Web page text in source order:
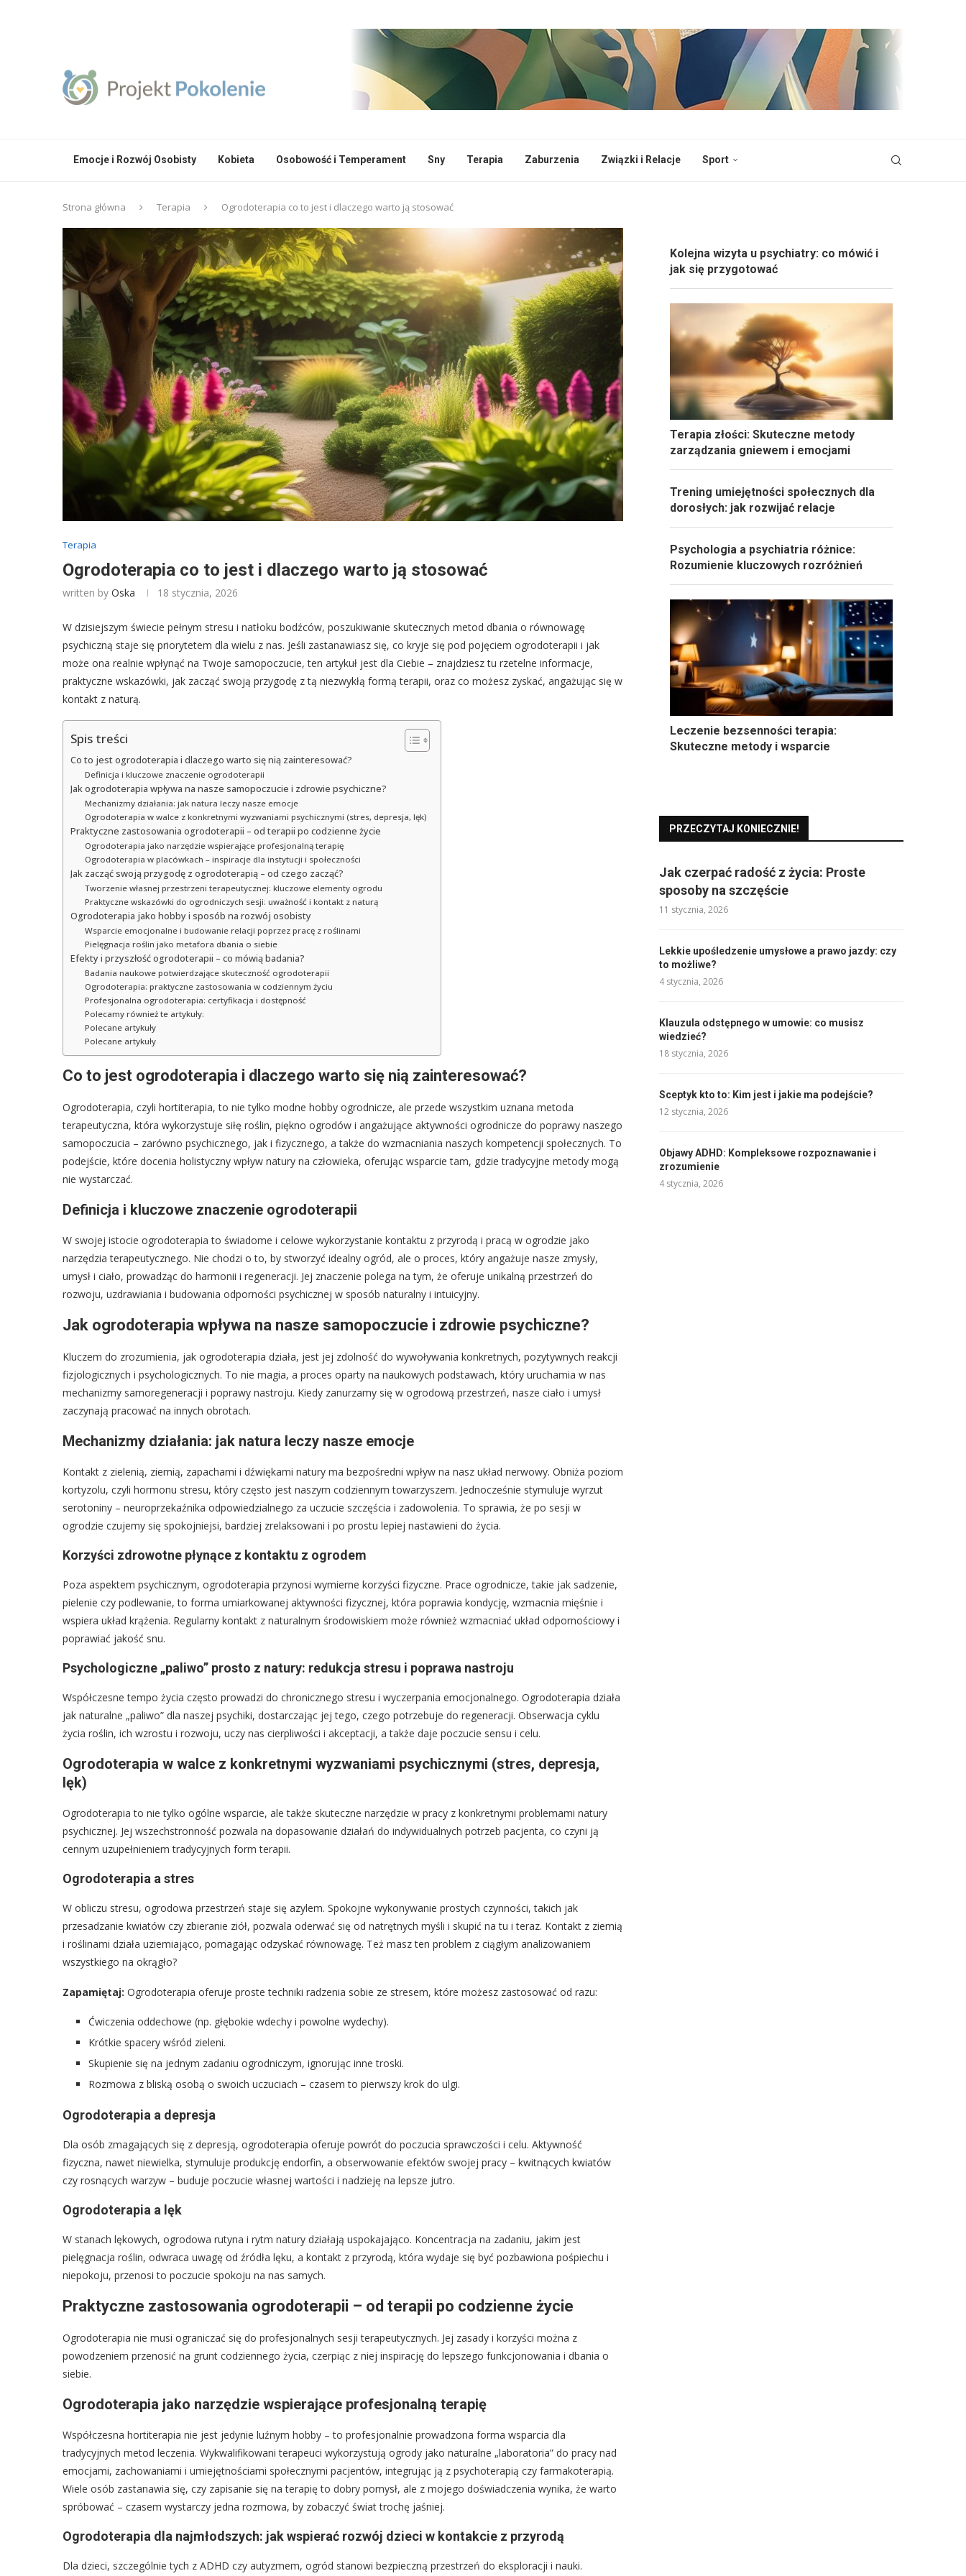
Emocje i Rozwój Osobisty Kobieta Osobowość i Temperament Sny Terapia Zaburzenia Związki i Relacje Sport
Strona główna Terapia Ogrodoterapia co to jest i dlaczego warto ją stosować
Terapia
Ogrodoterapia co to jest i dlaczego warto ją stosować
written by Oska 18 stycznia, 2026
W dzisiejszym świecie pełnym stresu i natłoku bodźców, poszukiwanie skutecznych metod dbania o równowagę
psychiczną staje się priorytetem dla wielu z nas. Jeśli zastanawiasz się, co kryje się pod pojęciem ogrodoterapii i jak
może ona realnie wpłynąć na Twoje samopoczucie, ten artykuł jest dla Ciebie – znajdziesz tu rzetelne informacje,
praktyczne wskazówki, jak zacząć swoją przygodę z tą niezwykłą formą terapii, oraz co możesz zyskać, angażując się w
kontakt z naturą.
Spis treści
Co to jest ogrodoterapia i dlaczego warto się nią zainteresować?
Definicja i kluczowe znaczenie ogrodoterapii
Jak ogrodoterapia wpływa na nasze samopoczucie i zdrowie psychiczne?
Mechanizmy działania: jak natura leczy nasze emocje
Ogrodoterapia w walce z konkretnymi wyzwaniami psychicznymi (stres, depresja, lęk)
Praktyczne zastosowania ogrodoterapii – od terapii po codzienne życie
Ogrodoterapia jako narzędzie wspierające profesjonalną terapię
Ogrodoterapia w placówkach – inspiracje dla instytucji i społeczności
Jak zacząć swoją przygodę z ogrodoterapią – od czego zacząć?
Tworzenie własnej przestrzeni terapeutycznej: kluczowe elementy ogrodu
Praktyczne wskazówki do ogrodniczych sesji: uważność i kontakt z naturą
Ogrodoterapia jako hobby i sposób na rozwój osobisty
Wsparcie emocjonalne i budowanie relacji poprzez pracę z roślinami
Pielęgnacja roślin jako metafora dbania o siebie
Efekty i przyszłość ogrodoterapii – co mówią badania?
Badania naukowe potwierdzające skuteczność ogrodoterapii
Ogrodoterapia: praktyczne zastosowania w codziennym życiu
Profesjonalna ogrodoterapia: certyfikacja i dostępność
Polecamy również te artykuły:
Polecane artykuły
Polecane artykuły
Co to jest ogrodoterapia i dlaczego warto się nią zainteresować?
Ogrodoterapia, czyli hortiterapia, to nie tylko modne hobby ogrodnicze, ale przede wszystkim uznana metoda
terapeutyczna, która wykorzystuje siłę roślin, piękno ogrodów i angażujące aktywności ogrodnicze do poprawy naszego
samopoczucia – zarówno psychicznego, jak i fizycznego, a także do wzmacniania naszych kompetencji społecznych. To
podejście, które docenia holistyczny wpływ natury na człowieka, oferując wsparcie tam, gdzie tradycyjne metody mogą
nie wystarczać.
Definicja i kluczowe znaczenie ogrodoterapii
W swojej istocie ogrodoterapia to świadome i celowe wykorzystanie kontaktu z przyrodą i pracą w ogrodzie jako
narzędzia terapeutycznego. Nie chodzi o to, by stworzyć idealny ogród, ale o proces, który angażuje nasze zmysły,
umysł i ciało, prowadząc do harmonii i regeneracji. Jej znaczenie polega na tym, że oferuje unikalną przestrzeń do
rozwoju, uzdrawiania i budowania odporności psychicznej w sposób naturalny i intuicyjny.
Jak ogrodoterapia wpływa na nasze samopoczucie i zdrowie psychiczne?
Kluczem do zrozumienia, jak ogrodoterapia działa, jest jej zdolność do wywoływania konkretnych, pozytywnych reakcji
fizjologicznych i psychologicznych. To nie magia, a proces oparty na naukowych podstawach, który uruchamia w nas
mechanizmy samoregeneracji i poprawy nastroju. Kiedy zanurzamy się w ogrodową przestrzeń, nasze ciało i umysł
zaczynają pracować na innych obrotach.
Mechanizmy działania: jak natura leczy nasze emocje
Kontakt z zielenią, ziemią, zapachami i dźwiękami natury ma bezpośredni wpływ na nasz układ nerwowy. Obniża poziom
kortyzolu, czyli hormonu stresu, który często jest naszym codziennym towarzyszem. Jednocześnie stymuluje wyrzut
serotoniny – neuroprzekaźnika odpowiedzialnego za uczucie szczęścia i zadowolenia. To sprawia, że po sesji w
ogrodzie czujemy się spokojniejsi, bardziej zrelaksowani i po prostu lepiej nastawieni do życia.
Korzyści zdrowotne płynące z kontaktu z ogrodem
Poza aspektem psychicznym, ogrodoterapia przynosi wymierne korzyści fizyczne. Prace ogrodnicze, takie jak sadzenie,
pielenie czy podlewanie, to forma umiarkowanej aktywności fizycznej, która poprawia kondycję, wzmacnia mięśnie i
wspiera układ krążenia. Regularny kontakt z naturalnym środowiskiem może również wzmacniać układ odpornościowy i
poprawiać jakość snu.
Psychologiczne „paliwo” prosto z natury: redukcja stresu i poprawa nastroju
Współczesne tempo życia często prowadzi do chronicznego stresu i wyczerpania emocjonalnego. Ogrodoterapia działa
jak naturalne „paliwo” dla naszej psychiki, dostarczając jej tego, czego potrzebuje do regeneracji. Obserwacja cyklu
życia roślin, ich wzrostu i rozwoju, uczy nas cierpliwości i akceptacji, a także daje poczucie sensu i celu.
Ogrodoterapia w walce z konkretnymi wyzwaniami psychicznymi (stres, depresja,
lęk)
Ogrodoterapia to nie tylko ogólne wsparcie, ale także skuteczne narzędzie w pracy z konkretnymi problemami natury
psychicznej. Jej wszechstronność pozwala na dopasowanie działań do indywidualnych potrzeb pacjenta, co czyni ją
cennym uzupełnieniem tradycyjnych form terapii.
Ogrodoterapia a stres
W obliczu stresu, ogrodowa przestrzeń staje się azylem. Spokojne wykonywanie prostych czynności, takich jak
przesadzanie kwiatów czy zbieranie ziół, pozwala oderwać się od natrętnych myśli i skupić na tu i teraz. Kontakt z ziemią
i roślinami działa uziemiająco, pomagając odzyskać równowagę. Też masz ten problem z ciągłym analizowaniem
wszystkiego na okrągło?
Zapamiętaj: Ogrodoterapia oferuje proste techniki radzenia sobie ze stresem, które możesz zastosować od razu:
Ćwiczenia oddechowe (np. głębokie wdechy i powolne wydechy).
Krótkie spacery wśród zieleni.
Skupienie się na jednym zadaniu ogrodniczym, ignorując inne troski.
Rozmowa z bliską osobą o swoich uczuciach – czasem to pierwszy krok do ulgi.
Ogrodoterapia a depresja
Dla osób zmagających się z depresją, ogrodoterapia oferuje powrót do poczucia sprawczości i celu. Aktywność
fizyczna, nawet niewielka, stymuluje produkcję endorfin, a obserwowanie efektów swojej pracy – kwitnących kwiatów
czy rosnących warzyw – buduje poczucie własnej wartości i nadzieję na lepsze jutro.
Ogrodoterapia a lęk
W stanach lękowych, ogrodowa rutyna i rytm natury działają uspokajająco. Koncentracja na zadaniu, jakim jest
pielęgnacja roślin, odwraca uwagę od źródła lęku, a kontakt z przyrodą, która wydaje się być pozbawiona pośpiechu i
niepokoju, przenosi to poczucie spokoju na nas samych.
Praktyczne zastosowania ogrodoterapii – od terapii po codzienne życie
Ogrodoterapia nie musi ograniczać się do profesjonalnych sesji terapeutycznych. Jej zasady i korzyści można z
powodzeniem przenosić na grunt codziennego życia, czerpiąc z niej inspirację do lepszego funkcjonowania i dbania o
siebie.
Ogrodoterapia jako narzędzie wspierające profesjonalną terapię
Współczesna hortiterapia nie jest jedynie luźnym hobby – to profesjonalnie prowadzona forma wsparcia dla
tradycyjnych metod leczenia. Wykwalifikowani terapeuci wykorzystują ogrody jako naturalne „laboratoria” do pracy nad
emocjami, zachowaniami i umiejętnościami społecznymi pacjentów, integrując ją z psychoterapią czy farmakoterapią.
Wiele osób zastanawia się, czy zapisanie się na terapię to dobry pomysł, ale z mojego doświadczenia wynika, że warto
spróbować – czasem wystarczy jedna rozmowa, by zobaczyć świat trochę jaśniej.
Ogrodoterapia dla najmłodszych: jak wspierać rozwój dzieci w kontakcie z przyrodą
Dla dzieci, szczególnie tych z ADHD czy autyzmem, ogród stanowi bezpieczną przestrzeń do eksploracji i nauki.
Kolejna wizyta u psychiatry: co mówić i
jak się przygotować
Terapia złości: Skuteczne metody
zarządzania gniewem i emocjami
Trening umiejętności społecznych dla
dorosłych: jak rozwijać relacje
Psychologia a psychiatria różnice:
Rozumienie kluczowych rozróżnień
Leczenie bezsenności terapia:
Skuteczne metody i wsparcie
PRZECZYTAJ KONIECZNIE!
Jak czerpać radość z życia: Proste
sposoby na szczęście
11 stycznia, 2026
Lekkie upośledzenie umysłowe a prawo jazdy: czy
to możliwe?
4 stycznia, 2026
Klauzula odstępnego w umowie: co musisz
wiedzieć?
18 stycznia, 2026
Sceptyk kto to: Kim jest i jakie ma podejście?
12 stycznia, 2026
Objawy ADHD: Kompleksowe rozpoznawanie i
zrozumienie
4 stycznia, 2026